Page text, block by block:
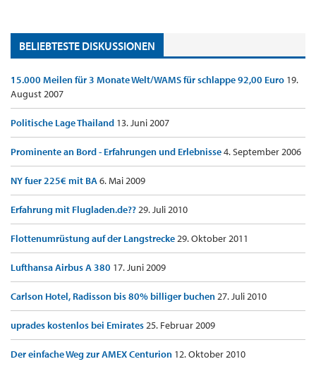
BELIEBTESTE DISKUSSIONEN
15.000 Meilen für 3 Monate Welt/WAMS für schlappe 92,00 Euro 19.
August 2007
Politische Lage Thailand 13. Juni 2007
Prominente an Bord - Erfahrungen und Erlebnisse4. September 2006
NY fuer 225€ mit BA6. Mai 2009
Erfahrung mit Flugladen.de??29. Juli 2010
Flottenumrüstung auf der Langstrecke29. Oktober 2011
Lufthansa Airbus A 380 17. Juni 2009
Carlson Hotel, Radisson bis 80% billiger buchen27. Juli 2010
uprades kostenlos bei Emirates25. Februar 2009
Der einfache Weg zur AMEX Centurion 12. Oktober 2010